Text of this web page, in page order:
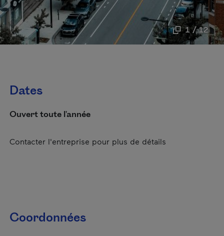
1 / 12
Dates
Ouvert toute l'année
Contacter l'entreprise pour plus de détails
Coordonnées